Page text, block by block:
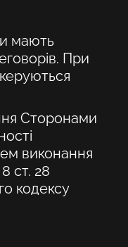
мають
При
Сторонами
виконання
ст. 28
кодексу